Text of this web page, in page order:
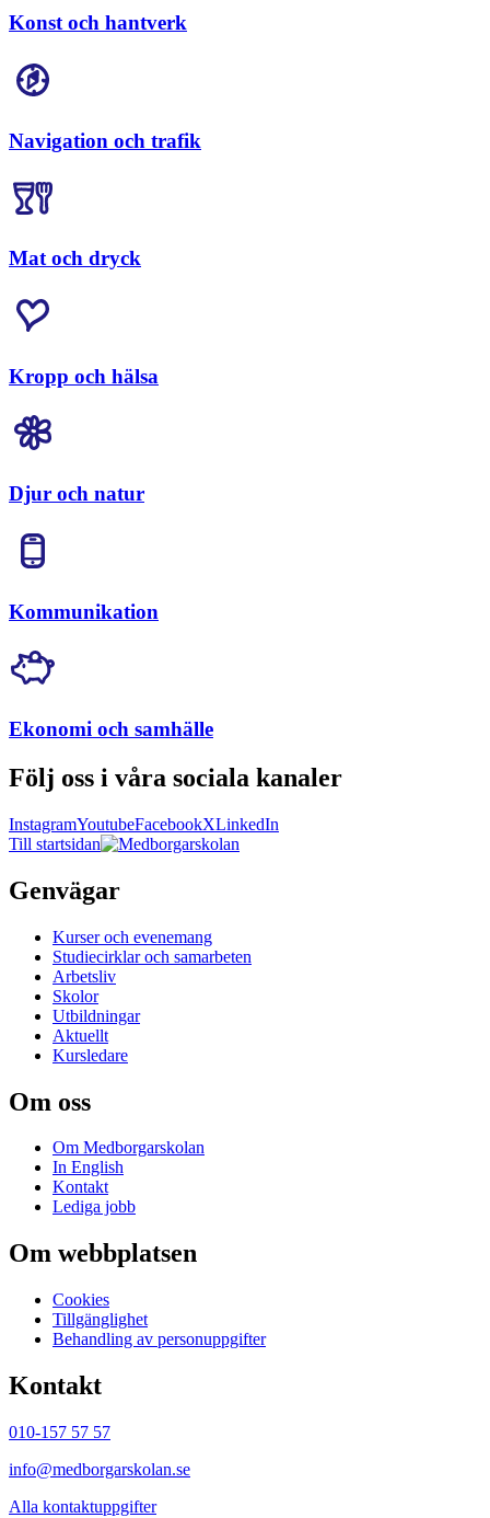
Konst och hantverk
Navigation och trafik
Mat och dryck
Kropp och hälsa
Djur och natur
Kommunikation
Ekonomi och samhälle
Följ oss i våra sociala kanaler
InstagramYoutubeFacebookXLinkedIn
Till startsidan
Genvägar
Kurser och evenemang
Studiecirklar och samarbeten
Arbetsliv
Skolor
Utbildningar
Aktuellt
Kursledare
Om oss
Om Medborgarskolan
In English
Kontakt
Lediga jobb
Om webbplatsen
Cookies
Tillgänglighet
Behandling av personuppgifter
Kontakt
010-157 57 57
info@medborgarskolan.se
Alla kontaktuppgifter